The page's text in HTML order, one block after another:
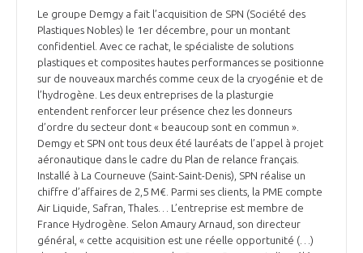
Le groupe Demgy a fait l’acquisition de SPN (Société des
Plastiques Nobles) le 1er décembre, pour un montant
confidentiel. Avec ce rachat, le spécialiste de solutions
plastiques et composites hautes performances se positionne
sur de nouveaux marchés comme ceux de la cryogénie et de
l’hydrogène. Les deux entreprises de la plasturgie
entendent renforcer leur présence chez les donneurs
d’ordre du secteur dont « beaucoup sont en commun ».
Demgy et SPN ont tous deux été lauréats de l’appel à projet
aéronautique dans le cadre du Plan de relance français.
Installé à La Courneuve (Saint-Saint-Denis), SPN réalise un
chiffre d’affaires de 2,5 M€. Parmi ses clients, la PME compte
Air Liquide, Safran, Thales… L’entreprise est membre de
France Hydrogène. Selon Amaury Arnaud, son directeur
général, « cette acquisition est une réelle opportunité (…)